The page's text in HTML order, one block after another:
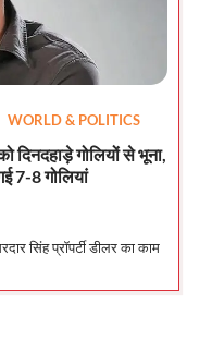
WORLD & POLITICS
गोलियों से भूना,
7-8 गोलियां
सिंह प्रॉपर्टी डीलर का काम